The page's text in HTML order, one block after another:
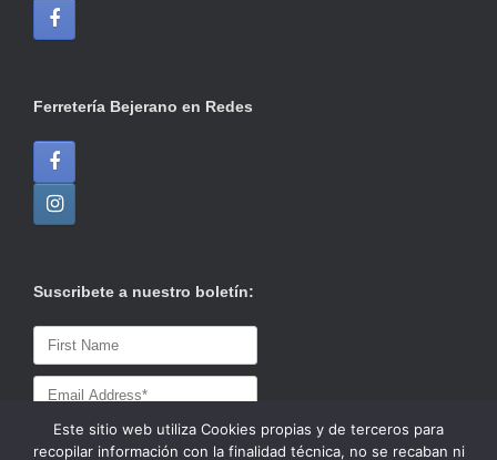
Ferretería Bejerano en Redes
Suscribete a nuestro boletín:
Este sitio web utiliza Cookies propias y de terceros para
recopilar información con la finalidad técnica, no se recaban ni